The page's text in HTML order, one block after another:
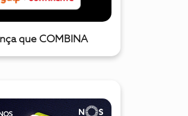
que COMBINA